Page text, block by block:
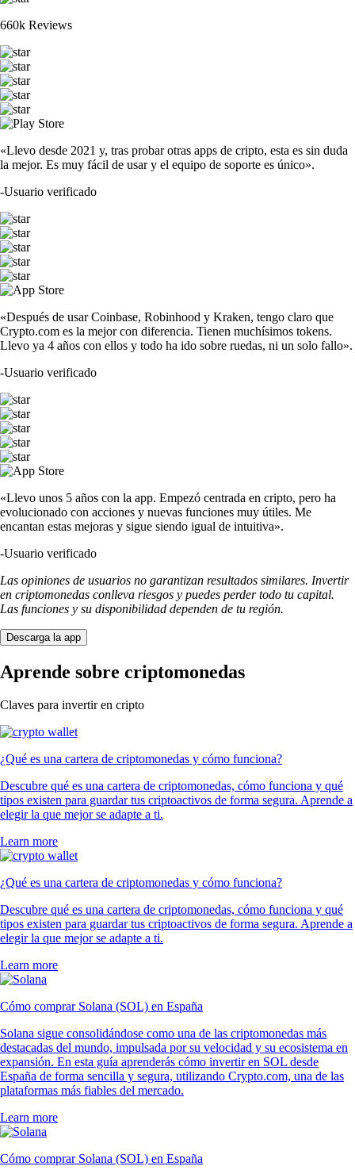
660k Reviews
«Llevo desde 2021 y, tras probar otras apps de cripto, esta es sin duda
la mejor. Es muy fácil de usar y el equipo de soporte es único».
-Usuario verificado
«Después de usar Coinbase, Robinhood y Kraken, tengo claro que
Crypto.com es la mejor con diferencia. Tienen muchísimos tokens.
Llevo ya 4 años con ellos y todo ha ido sobre ruedas, ni un solo fallo».
-Usuario verificado
«Llevo unos 5 años con la app. Empezó centrada en cripto, pero ha
evolucionado con acciones y nuevas funciones muy útiles. Me
encantan estas mejoras y sigue siendo igual de intuitiva».
-Usuario verificado
Las opiniones de usuarios no garantizan resultados similares. Invertir
en criptomonedas conlleva riesgos y puedes perder todo tu capital.
Las funciones y su disponibilidad dependen de tu región.
Descarga la app
Aprende sobre criptomonedas
Claves para invertir en cripto
¿Qué es una cartera de criptomonedas y cómo funciona?
Descubre qué es una cartera de criptomonedas, cómo funciona y qué
tipos existen para guardar tus criptoactivos de forma segura. Aprende a
elegir la que mejor se adapte a ti.
Learn more
¿Qué es una cartera de criptomonedas y cómo funciona?
Descubre qué es una cartera de criptomonedas, cómo funciona y qué
tipos existen para guardar tus criptoactivos de forma segura. Aprende a
elegir la que mejor se adapte a ti.
Learn more
Cómo comprar Solana (SOL) en España
Solana sigue consolidándose como una de las criptomonedas más
destacadas del mundo, impulsada por su velocidad y su ecosistema en
expansión. En esta guía aprenderás cómo invertir en SOL desde
España de forma sencilla y segura, utilizando Crypto.com, una de las
plataformas más fiables del mercado.
Learn more
Cómo comprar Solana (SOL) en España